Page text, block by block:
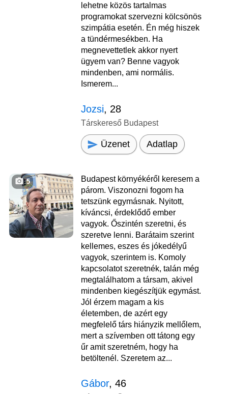
lehetne közös tartalmas
programokat szervezni kölcsönös
szimpátia esetén. Én még hiszek
a tündérmesékben. Ha
megnevettetlek akkor nyert
ügyem van? Benne vagyok
mindenben, ami normális.
Ismerem...
Jozsi, 28
Társkereső Budapest
Üzenet Adatlap
5
Budapest környékéről keresem a
párom. Viszonozni fogom ha
tetszünk egymásnak. Nyitott,
kíváncsi, érdeklődő ember
vagyok. Őszintén szeretni, és
szeretve lenni. Barátaim szerint
kellemes, eszes és jókedélyű
vagyok, szerintem is. Komoly
kapcsolatot szeretnék, talán még
megtalálhatom a társam, akivel
mindenben kiegészítjük egymást.
Jól érzem magam a kis
életemben, de azért egy
megfelelő társ hiányzik mellőlem,
mert a szívemben ott tátong egy
űr amit szeretném, hogy ha
betöltenél. Szeretem az...
Gábor, 46